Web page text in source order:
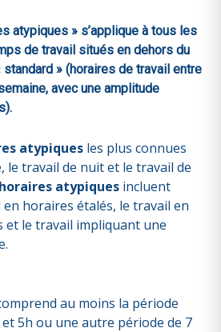
atypiques » s’applique à tous les
de travail situés en dehors du
» (horaires de travail entre
avec une amplitude
atypiques les plus connues
le travail de nuit et le travail de
horaires atypiques incluent
horaires étalés, le travail en
et le travail impliquant une
au moins la période
5h ou une autre période de 7